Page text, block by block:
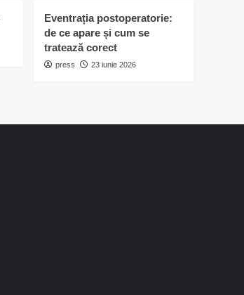
Eventrația postoperatorie:
de ce apare și cum se
tratează corect
press 23 iunie 2026